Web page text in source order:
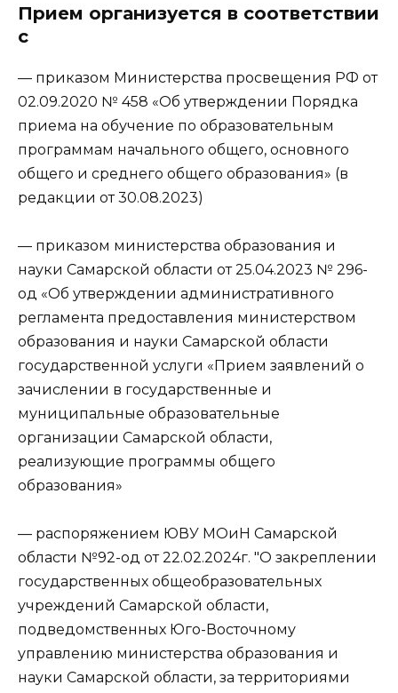
Прием организуется в соответствии
с
— приказом Министерства просвещения РФ от
02.09.2020 № 458 «Об утверждении Порядка
приема на обучение по образовательным
программам начального общего, основного
общего и среднего общего образования» (в
редакции от 30.08.2023)
— приказом министерства образования и
науки Самарской области от 25.04.2023 № 296-
од «Об утверждении административного
регламента предоставления министерством
образования и науки Самарской области
государственной услуги «Прием заявлений о
зачислении в государственные и
муниципальные образовательные
организации Самарской области,
реализующие программы общего
образования»
— распоряжением ЮВУ МОиН Самарской
области №92-од от 22.02.2024г. "О закреплении
государственных общеобразовательных
учреждений Самарской области,
подведомственных Юго-Восточному
управлению министерства образования и
науки Самарской области, за территориями